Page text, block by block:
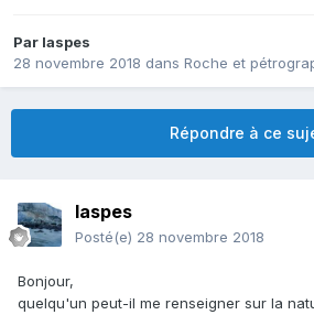
Par laspes
28 novembre 2018 dans Roche et
Répondre à ce
laspes
Posté(e) 28 novembre 2018
Bonjour,
quelqu'un peut-il me renseigner sur la